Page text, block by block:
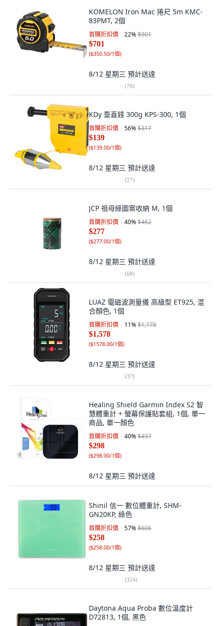
KOMELON Iron Mac 捲尺 5m KMC-
83PMT, 2個
首購折扣價 22%$901
$701
($350.50/1個)
8/12 星期三 預計送達
(70)
KDy 垂直錘 300g KPS-300, 1個
首購折扣價 56%$317
$139
($139.00/1個)
8/12 星期三 預計送達
(27)
JCP 祖母綠圖案收納 M, 1個
首購折扣價 40%$462
$277
($277.00/1個)
8/12 星期三 預計送達
(68)
LUAZ 電磁波測量儀 高級型 ET925, 混
合顏色, 1個
首購折扣價 11%$1,778
$1,578
($1578.00/1個)
8/12 星期三 預計送達
(37)
Healing Shield Garmin Index S2 智
慧體重計 + 螢幕保護貼套組, 1個, 單一
商品, 單一顏色
首購折扣價 40%$497
$298
($298.00/1個)
8/12 星期三 預計送達
Shinil 信一 數位體重計, SHM-
GN20KP, 綠色
首購折扣價 57%$606
$258
($258.00/1個)
8/12 星期三 預計送達
(324)
Daytona Aqua Proba 數位溫度計
D72813, 1個, 黑色